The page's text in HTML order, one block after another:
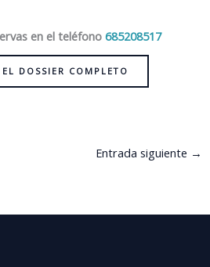
en el teléfono 685208517
EL DOSSIER COMPLETO
Entrada siguiente →